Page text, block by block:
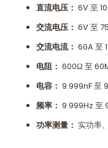
直流电压： 6V 至
交流电压： 6V 至
交流电流： 60A 至
电阻： 600Ω 至
电容： 9.999nF 至
频率： 9.999Hz 至
功率测量： 实功率